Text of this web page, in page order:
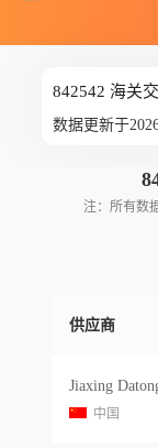
842542 海关
数据更新于
注：所有数
供应商
中国